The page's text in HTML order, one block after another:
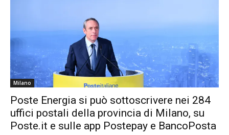
Milano
Poste Energia si può sottoscrivere nei 284
uffici postali della provincia di Milano, su
Poste.it e sulle app Postepay e BancoPosta